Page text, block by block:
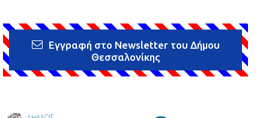
Εγγραφή στο Newsletter του Δήμου
Θεσσαλονίκης